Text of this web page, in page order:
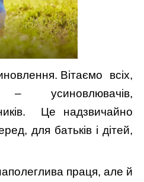
Вітаємо всіх,
Це надзвичайно
для батьків і дітей,
праця, але й